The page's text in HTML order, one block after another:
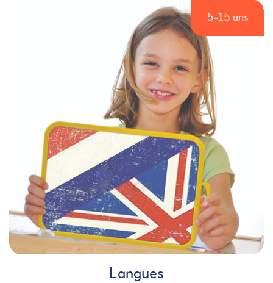
5-15 ans
Langues